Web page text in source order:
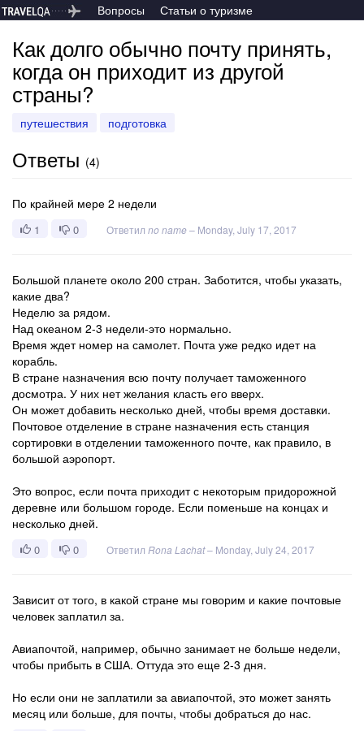
Вопросы Статьи о туризме
Как долго обычно почту принять,
когда он приходит из другой
страны?
путешествия подготовка
Ответы (4)
По крайней мере 2 недели
1 0 Ответил no name– Monday, July 17, 2017
Большой планете около 200 стран. Заботится, чтобы указать,
какие два?
Неделю за рядом.
Над океаном 2-3 недели-это нормально.
Время ждет номер на самолет. Почта уже редко идет на
корабль.
В стране назначения всю почту получает таможенного
досмотра. У них нет желания класть его вверх.
Он может добавить несколько дней, чтобы время доставки.
Почтовое отделение в стране назначения есть станция
сортировки в отделении таможенного почте, как правило, в
большой аэропорт.
Это вопрос, если почта приходит с некоторым придорожной
деревне или большом городе. Если поменьше на концах и
несколько дней.
0 0 Ответил Rona Lachat– Monday, July 24, 2017
Зависит от того, в какой стране мы говорим и какие почтовые
человек заплатил за.
Авиапочтой, например, обычно занимает не больше недели,
чтобы прибыть в США. Оттуда это еще 2-3 дня.
Но если они не заплатили за авиапочтой, это может занять
месяц или больше, для почты, чтобы добраться до нас.